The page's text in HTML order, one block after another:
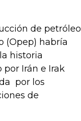
de petróleo
(Opep) habría
historia
Irán e Irak
por los
de